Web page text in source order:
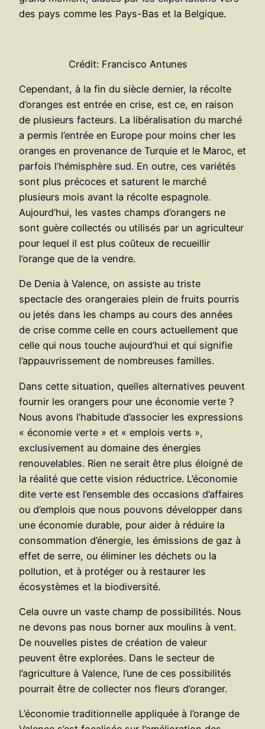
des pays comme les Pays-Bas et la Belgique.
Crédit: Francisco Antunes
Cependant, à la fin du siècle dernier, la récolte
d’oranges est entrée en crise, est ce, en raison
de plusieurs facteurs. La libéralisation du marché
a permis l’entrée en Europe pour moins cher les
oranges en provenance de Turquie et le Maroc, et
parfois l’hémisphère sud. En outre, ces variétés
sont plus précoces et saturent le marché
plusieurs mois avant la récolte espagnole.
Aujourd’hui, les vastes champs d’orangers ne
sont guère collectés ou utilisés par un agriculteur
pour lequel il est plus coûteux de recueillir
l’orange que de la vendre.
De Denia à Valence, on assiste au triste
spectacle des orangeraies plein de fruits pourris
ou jetés dans les champs au cours des années
de crise comme celle en cours actuellement que
celle qui nous touche aujourd’hui et qui signifie
l’appauvrissement de nombreuses familles.
Dans cette situation, quelles alternatives peuvent
fournir les orangers pour une économie verte ?
Nous avons l’habitude d’associer les expressions
« économie verte » et « emplois verts »,
exclusivement au domaine des énergies
renouvelables. Rien ne serait être plus éloigné de
la réalité que cette vision réductrice. L’économie
dite verte est l’ensemble des occasions d’affaires
ou d’emplois que nous pouvons développer dans
une économie durable, pour aider à réduire la
consommation d’énergie, les émissions de gaz à
effet de serre, ou éliminer les déchets ou la
pollution, et à protéger ou à restaurer les
écosystèmes et la biodiversité.
Cela ouvre un vaste champ de possibilités. Nous
ne devons pas nous borner aux moulins à vent.
De nouvelles pistes de création de valeur
peuvent être explorées. Dans le secteur de
l’agriculture à Valence, l’une de ces possibilités
pourrait être de collecter nos fleurs d’oranger.
L’économie traditionnelle appliquée à l’orange de